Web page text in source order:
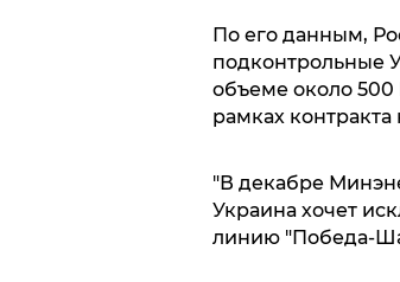
По его данным,
подконтрольные
объеме около
рамках контракта
"В декабре
Украина хочет
линию "Победа-